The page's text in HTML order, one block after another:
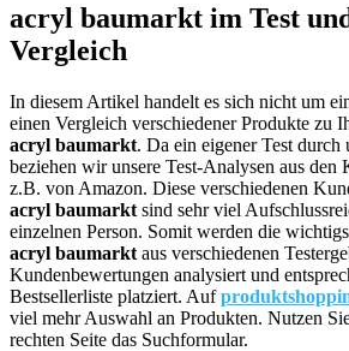
acryl baumarkt im Test
Vergleich
In diesem Artikel handelt es sich nicht um
einen Vergleich verschiedener Produkte zu
acryl baumarkt. Da ein eigener Test durch
beziehen wir unsere Test-Analysen aus den
z.B. von Amazon. Diese verschiedenen
acryl baumarkt sind sehr viel
einzelnen Person. Somit werden die
acryl baumarkt aus verschiedenen
Kundenbewertungen analysiert und
Bestsellerliste platziert. Auf
viel mehr Auswahl an Produkten. Nutzen
rechten Seite das Suchformular.